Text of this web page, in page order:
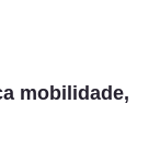
mobilidade,